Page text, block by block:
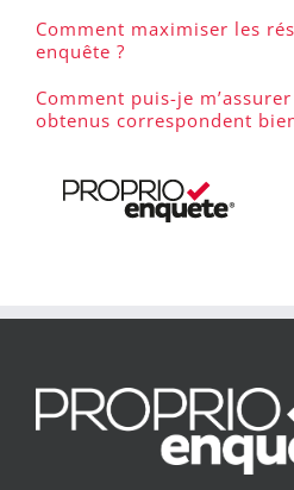
Comment maximiser les
enquête ?
Comment puis-je
obtenus correspondent